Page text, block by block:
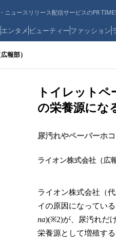
ニュースリリース配信サービスのPR
エンタメ ビューティーファッション
報部）
トイレット
の栄養源にな
尿汚れやペーパーホ
ライオン株式会社（広
ライオン株式会社（
イの原因になっている
na)(※2)が、尿汚れだ
栄養源として増殖す